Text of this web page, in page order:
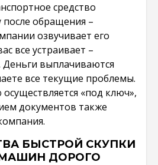
средство
после обращения –
озвучивает его
все устраивает –
Деньги выплачиваются
все текущие проблемы.
«под ключ»,
документов также
БЫСТРОЙ СКУПКИ
ДОРОГО